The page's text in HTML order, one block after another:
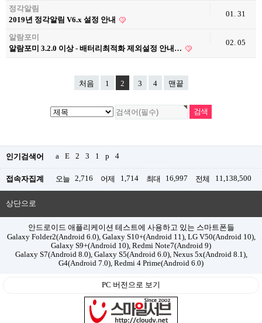
정각알림
2019년 정각알림 V6.x 설정 안내
01. 31
알람포미
알람포미 3.2.0 이상 - 배터리최적화 제외설정 안내…
02. 05
처음 1 2 3 4 맨끝
인기검색어 a E 2 3 1 p 4
접속자집계 오늘 2,716 어제 1,714 최대 16,997 전체 11,138,500
상단으로
안드로이드 애플리케이션 테스트에 사용하고 있는 스마트폰들
Galaxy Folder2(Android 6.0), Galaxy S10+(Android 11), LG V50(Android 10),
Galaxy S9+(Android 10), Redmi Note7(Android 9)
Galaxy S7(Android 8.0), Galaxy S5(Android 6.0), Nexus 5x(Android 8.1),
G4(Android 7.0), Redmi 4 Prime(Android 6.0)
PC 버전으로 보기